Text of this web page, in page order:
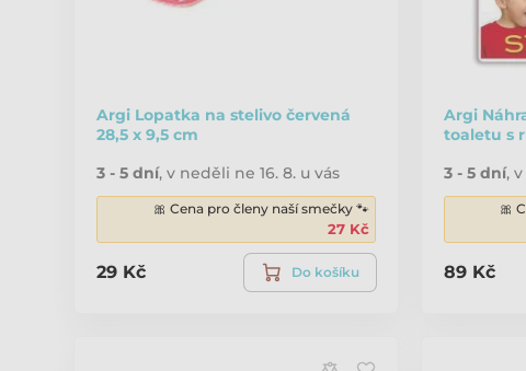
Argi Lopatka na stelivo červená
28,5 x 9,5 cm
3 - 5 dní, v neděli ne 16. 8. u vás
🎀 Cena pro členy naší smečky 🐾
27 Kč
29 Kč Do košíku
Argi
toaletu s
3 - 5 dní, v
🎀
89 Kč